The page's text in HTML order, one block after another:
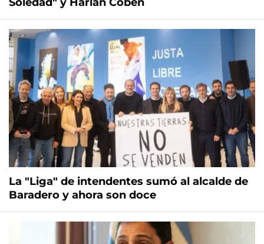
La "Liga" de intendentes sumó al alcalde de
Baradero y ahora son doce